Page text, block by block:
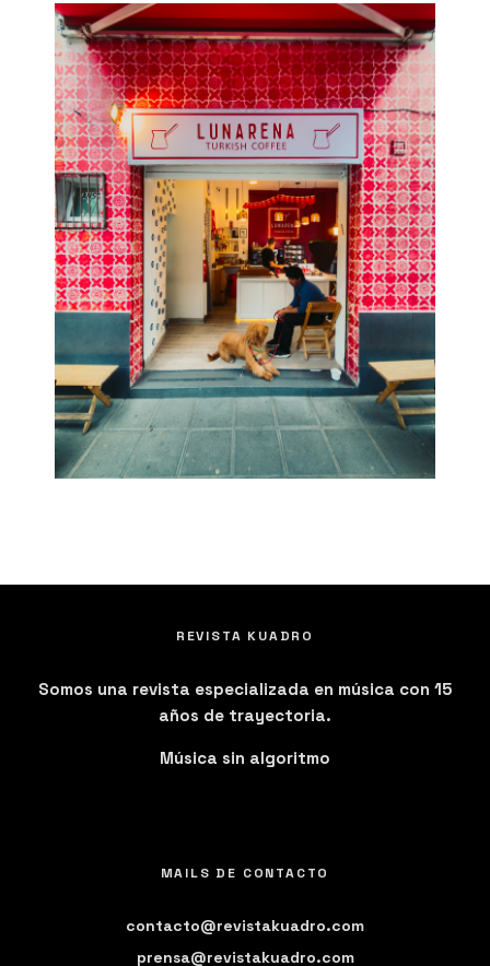
REVISTA KUADRO
Somos una revista especializada en música con 15
años de trayectoria.
Música sin algoritmo
MAILS DE CONTACTO
contacto@revistakuadro.com
prensa@revistakuadro.com